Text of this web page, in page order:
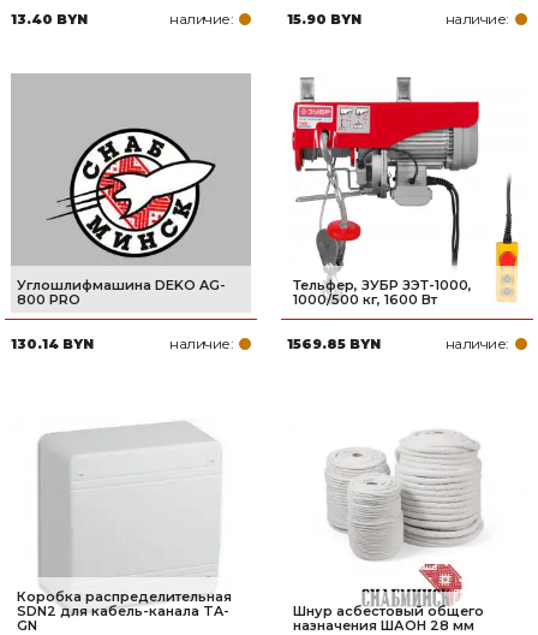
13.40 BYN наличие: 15.90 BYN наличие:
Углошлифмашина DEKO AG-
800 PRO
130.14 BYN наличие:
Тельфер, ЗУБР ЗЭТ-1000,
1000/500 кг, 1600 Вт
1569.85 BYN наличие:
Коробка распределительная
SDN2 для кабель-канала TA-
GN
Шнур асбестовый общего
назначения ШАОН 28 мм